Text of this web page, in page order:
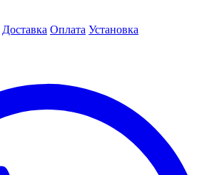
Доставка Оплата Установка